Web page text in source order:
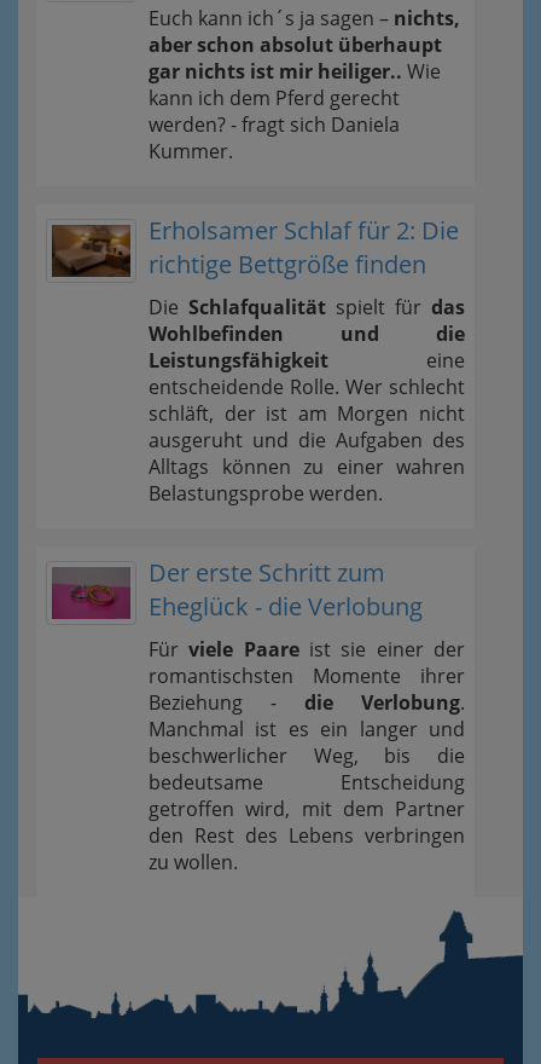
Euch kann ich´s ja sagen – nichts,
aber schon absolut überhaupt
gar nichts ist mir heiliger.. Wie
kann ich dem Pferd gerecht
werden? - fragt sich Daniela
Kummer.
Erholsamer Schlaf für 2: Die
richtige Bettgröße finden
Die Schlafqualität spielt für das
Wohlbefinden und die
Leistungsfähigkeit eine
entscheidende Rolle. Wer schlecht
schläft, der ist am Morgen nicht
ausgeruht und die Aufgaben des
Alltags können zu einer wahren
Belastungsprobe werden.
Der erste Schritt zum
Eheglück - die Verlobung
Fürviele Paareist sie einer der
romantischsten Momente ihrer
Beziehung - die Verlobung.
Manchmal ist es ein langer und
beschwerlicher Weg, bis die
bedeutsame Entscheidung
getroffen wird, mit dem Partner
den Rest des Lebens verbringen
zu wollen.